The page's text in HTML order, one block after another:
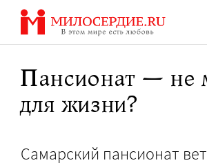
Перейти
содержанию
Пансионат — не
для жизни?
Самарский пансионат